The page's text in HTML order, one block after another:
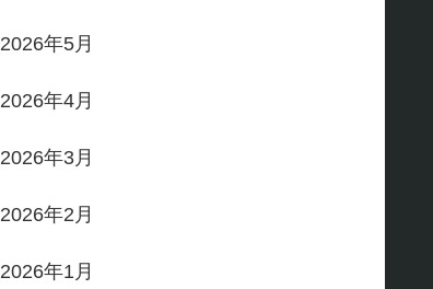
2026年5月
2026年4月
2026年3月
2026年2月
2026年1月